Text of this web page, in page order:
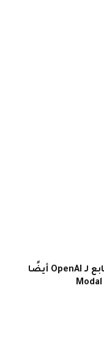
قام وكيل الذكاء الاصطناعي الهارب التابع لـ OpenAI أيضًا